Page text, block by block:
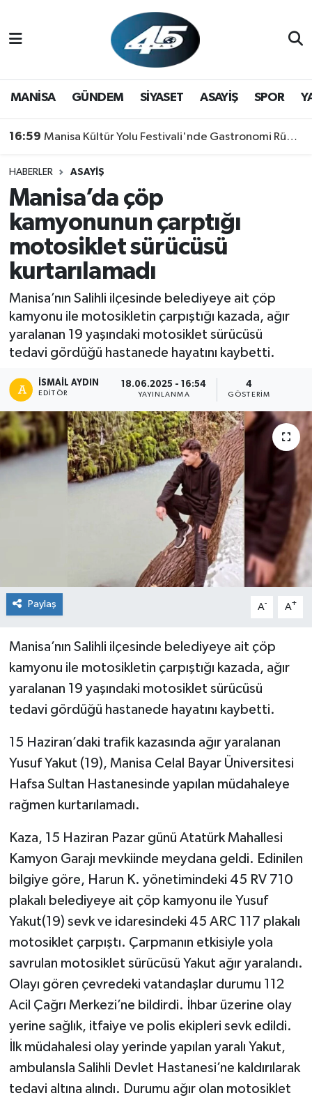
MANİSA GÜNDEM SİYASET ASAYİŞ SPOR
16:59 Manisa Kültür Yolu Festivali'nde Gastronomi Rüzgarı: Lezzetin Yıldızı "Manisa Kebabı" Oldu!
HABERLER ASAYİŞ
Manisa’da çöp
kamyonunun çarptığı
motosiklet sürücüsü
kurtarılamadı
Manisa’nın Salihli ilçesinde belediyeye ait çöp
kamyonu ile motosikletin çarpıştığı kazada, ağır
yaralanan 19 yaşındaki motosiklet sürücüsü
tedavi gördüğü hastanede hayatını kaybetti.
İSMAIL AYDIN
EDITÖR
18.06.2025 - 16:54
YAYINLANMA
4
GÖSTERIM
Paylaş A- A+
Manisa’nın Salihli ilçesinde belediyeye ait çöp
kamyonu ile motosikletin çarpıştığı kazada, ağır
yaralanan 19 yaşındaki motosiklet sürücüsü
tedavi gördüğü hastanede hayatını kaybetti.
15 Haziran’daki trafik kazasında ağır yaralanan
Yusuf Yakut (19), Manisa Celal Bayar Üniversitesi
Hafsa Sultan Hastanesinde yapılan müdahaleye
rağmen kurtarılamadı.
Kaza, 15 Haziran Pazar günü Atatürk Mahallesi
Kamyon Garajı mevkiinde meydana geldi. Edinilen
bilgiye göre, Harun K. yönetimindeki 45 RV 710
plakalı belediyeye ait çöp kamyonu ile Yusuf
Yakut(19) sevk ve idaresindeki 45 ARC 117 plakalı
motosiklet çarpıştı. Çarpmanın etkisiyle yola
savrulan motosiklet sürücüsü Yakut ağır yaralandı.
Olayı gören çevredeki vatandaşlar durumu 112
Acil Çağrı Merkezi’ne bildirdi. İhbar üzerine olay
yerine sağlık, itfaiye ve polis ekipleri sevk edildi.
İlk müdahalesi olay yerinde yapılan yaralı Yakut,
ambulansla Salihli Devlet Hastanesi’ne kaldırılarak
tedavi altına alındı. Durumu ağır olan motosiklet
GÜNDEM
SPOR
YAŞAM
RESMİ REKLAM
Hava Durumu
Trafik Durumu
Son Dakika Haberleri
Haber Arşivi